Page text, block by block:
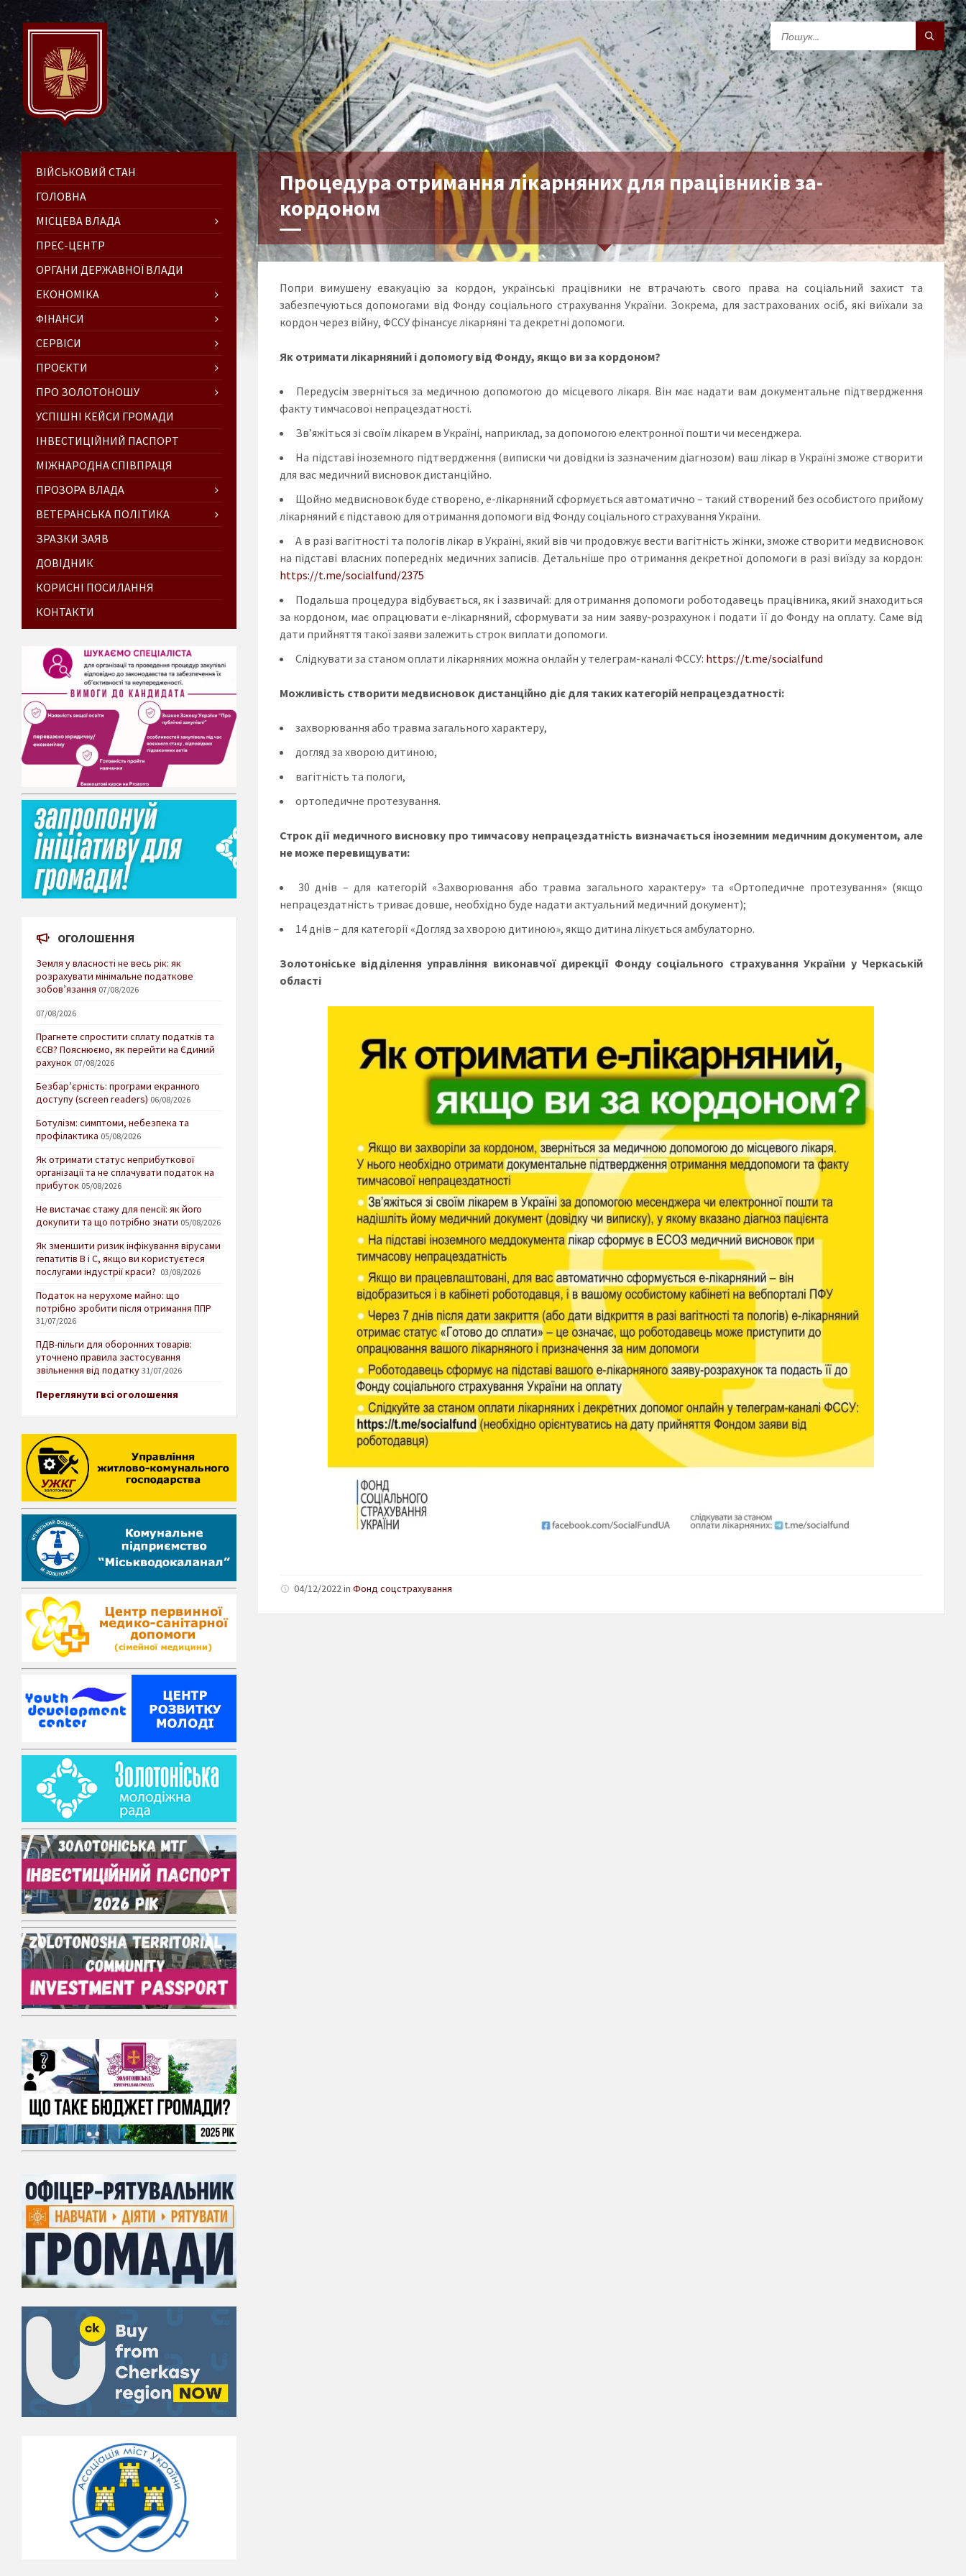
Процедура отримання лікарняних для працівників за-
кордоном
Попри вимушену евакуацію за кордон, українські працівники не втрачають свого права на соціальний захист та
забезпечуються допомогами від Фонду соціального страхування України. Зокрема, для застрахованих осіб, які виїхали за
кордон через війну, ФССУ фінансує лікарняні та декретні допомоги.
Як отримати лікарняний і допомогу від Фонду, якщо ви за кордоном?
Передусім зверніться за медичною допомогою до місцевого лікаря. Він має надати вам документальне підтвердження
факту тимчасової непрацездатності.
Зв’яжіться зі своїм лікарем в Україні, наприклад, за допомогою електронної пошти чи месенджера.
На підставі іноземного підтвердження (виписки чи довідки із зазначеним діагнозом) ваш лікар в Україні зможе створити
для вас медичний висновок дистанційно.
Щойно медвисновок буде створено, е-лікарняний сформується автоматично – такий створений без особистого прийому
лікарняний є підставою для отримання допомоги від Фонду соціального страхування України.
А в разі вагітності та пологів лікар в Україні, який вів чи продовжує вести вагітність жінки, зможе створити медвисновок
на підставі власних попередніх медичних записів. Детальніше про отримання декретної допомоги в разі виїзду за кордон:
https://t.me/socialfund/2375
Подальша процедура відбувається, як і зазвичай: для отримання допомоги роботодавець працівника, який знаходиться
за кордоном, має опрацювати е-лікарняний, сформувати за ним заяву-розрахунок і подати її до Фонду на оплату. Саме від
дати прийняття такої заяви залежить строк виплати допомоги.
Слідкувати за станом оплати лікарняних можна онлайн у телеграм-каналі ФССУ: https://t.me/socialfund
Можливість створити медвисновок дистанційно діє для таких категорій непрацездатності:
захворювання або травма загального характеру,
догляд за хворою дитиною,
вагітність та пологи,
ортопедичне протезування.
Строк дії медичного висновку про тимчасову непрацездатність визначається іноземним медичним документом, але
не може перевищувати:
30 днів – для категорій «Захворювання або травма загального характеру» та «Ортопедичне протезування» (якщо
непрацездатність триває довше, необхідно буде надати актуальний медичний документ);
14 днів – для категорії «Догляд за хворою дитиною», якщо дитина лікується амбулаторно.
Золотоніське відділення управління виконавчої дирекції Фонду соціального страхування України у Черкаській
області
04/12/2022 in Фонд соцстрахування
ВІЙСЬКОВИЙ СТАН
ГОЛОВНА
МІСЦЕВА ВЛАДА
ПРЕС-ЦЕНТР
ОРГАНИ ДЕРЖАВНОЇ ВЛАДИ
ЕКОНОМІКА
ФІНАНСИ
СЕРВІСИ
ПРОЄКТИ
ПРО ЗОЛОТОНОШУ
УСПІШНІ КЕЙСИ ГРОМАДИ
ІНВЕСТИЦІЙНИЙ ПАСПОРТ
МІЖНАРОДНА СПІВПРАЦЯ
ПРОЗОРА ВЛАДА
ВЕТЕРАНСЬКА ПОЛІТИКА
ЗРАЗКИ ЗАЯВ
ДОВІДНИК
КОРИСНІ ПОСИЛАННЯ
КОНТАКТИ
ОГОЛОШЕННЯ
Земля у власності не весь рік: як
розрахувати мінімальне податкове
зобов’язання 07/08/2026
07/08/2026
Прагнете спростити сплату податків та
ЄСВ? Пояснюємо, як перейти на Єдиний
рахунок 07/08/2026
Безбар’єрність: програми екранного
доступу (screen readers) 06/08/2026
Ботулізм: симптоми, небезпека та
профілактика 05/08/2026
Як отримати статус неприбуткової
організації та не сплачувати податок на
прибуток 05/08/2026
Не вистачає стажу для пенсії: як його
докупити та що потрібно знати 05/08/2026
Як зменшити ризик інфікування вірусами
гепатитів В і С, якщо ви користуєтеся
послугами індустрії краси? 03/08/2026
Податок на нерухоме майно: що
потрібно зробити після отримання ППР
31/07/2026
ПДВ-пільги для оборонних товарів:
уточнено правила застосування
звільнення від податку 31/07/2026
Переглянути всі оголошення